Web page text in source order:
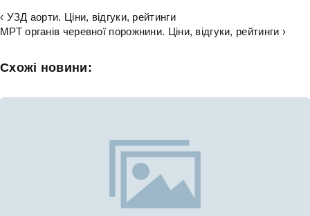
‹ УЗД аорти. Ціни, відгуки, рейтинги
МРТ органів черевної порожнини. Ціни, відгуки, рейтинги ›
Схожі новини: